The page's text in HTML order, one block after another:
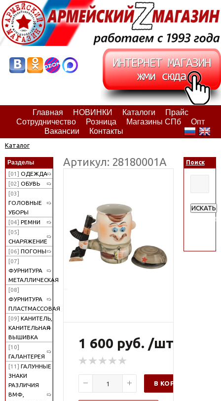
Главная НОВИНКИ Каталоги
Прайс
Сотрудничество
Розница Магазины СПб
Опт
Вакансии
Контакты
Каталог
Разделы
[01] ОДЕЖДА
[02] ОБУВЬ
[03]
ГОЛОВНЫЕ
УБОРЫ
[04] РЕМНИ
[05]
СНАРЯЖЕНИЕ
[06] ПОГОНЫ
[07]
ФУРНИТУРА
МЕТАЛЛИЧЕСКАЯ
[08]
ФУРНИТУРА
ПЛАСТМАССОВАЯ
[09] КАНИТЕЛЬ,
КАНИТЕЛЬНАЯ
ВЫШИВКА
[10]
ГАЛАНТЕРЕЯ
[11] ГАЛУННЫЕ
ЗНАКИ
РАЗЛИЧИЯ
ВМФ,
Артикул: 28180001А
1 600 руб. /шт
В КОРЗИНУ
Поиск
ИСКАТЬ